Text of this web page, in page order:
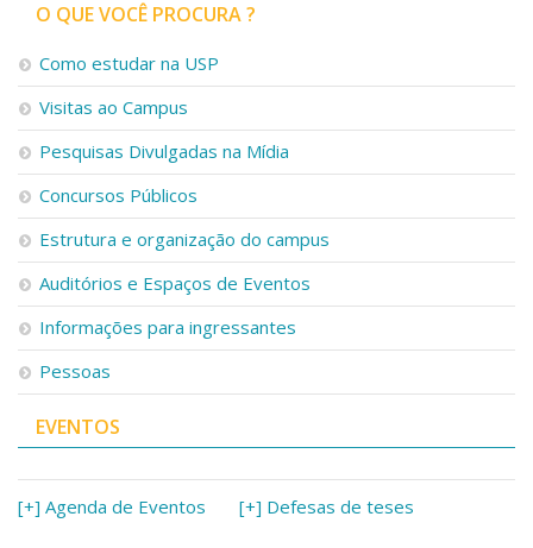
O QUE VOCÊ PROCURA ?
Como estudar na USP
Visitas ao Campus
Pesquisas Divulgadas na Mídia
Concursos Públicos
Estrutura e organização do campus
Auditórios e Espaços de Eventos
Informações para ingressantes
Pessoas
EVENTOS
[+] Agenda de Eventos [+] Defesas de teses